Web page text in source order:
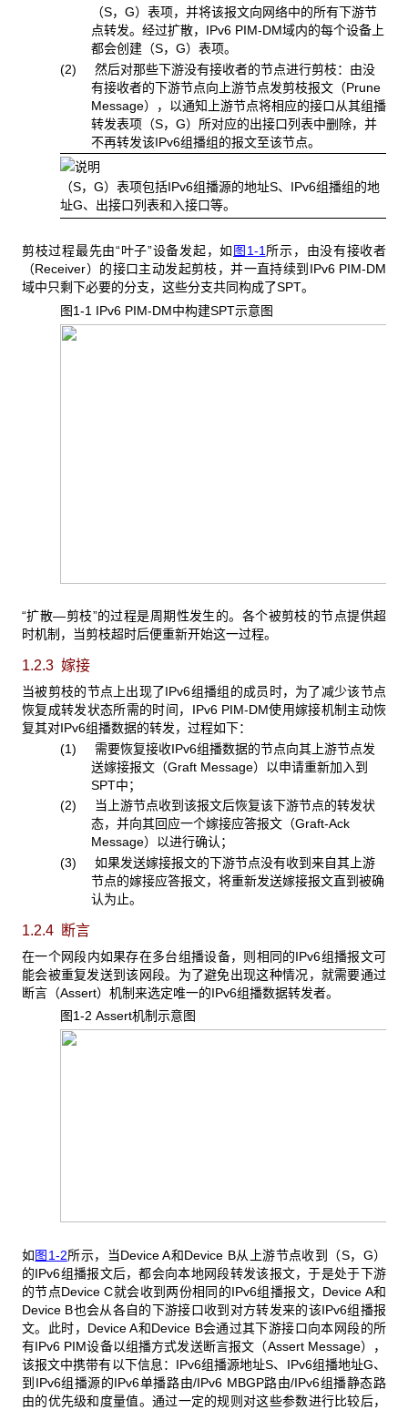
（S，G）表项，并将该报文向网络中的所有下游节
点转发。经过扩散，IPv6 PIM-DM域内的每个设备上
都会创建（S，G）表项。
(2) 然后对那些下游没有接收者的节点进行剪枝：由没
有接收者的下游节点向上游节点发剪枝报文（Prune
Message），以通知上游节点将相应的接口从其组播
转发表项（S，G）所对应的出接口列表中删除，并
不再转发该IPv6组播组的报文至该节点。
（S，G）表项包括IPv6组播源的地址S、IPv6组播组的地
址G、出接口列表和入接口等。
剪枝过程最先由“叶子”设备发起，如 图1-1所示，由没有接收者
（Receiver）的接口主动发起剪枝，并一直持续到IPv6 PIM-DM
域中只剩下必要的分支，这些分支共同构成了SPT。
图1-1 IPv6 PIM-DM中构建SPT示意图
“扩散—剪枝”的过程是周期性发生的。各个被剪枝的节点提供超
时机制，当剪枝超时后便重新开始这一过程。
1.2.3 嫁接
当被剪枝的节点上出现了IPv6组播组的成员时，为了减少该节点
恢复成转发状态所需的时间，IPv6 PIM-DM使用嫁接机制主动恢
复其对IPv6组播数据的转发，过程如下：
(1) 需要恢复接收IPv6组播数据的节点向其上游节点发
送嫁接报文（Graft Message）以申请重新加入到
SPT中；
(2) 当上游节点收到该报文后恢复该下游节点的转发状
态，并向其回应一个嫁接应答报文（Graft-Ack
Message）以进行确认；
(3) 如果发送嫁接报文的下游节点没有收到来自其上游
节点的嫁接应答报文，将重新发送嫁接报文直到被确
认为止。
1.2.4 断言
在一个网段内如果存在多台组播设备，则相同的IPv6组播报文可
能会被重复发送到该网段。为了避免出现这种情况，就需要通过
断言（Assert）机制来选定唯一的IPv6组播数据转发者。
图1-2 Assert机制示意图
如图1-2所示，当Device A和Device B从上游节点收到（S，G）
的IPv6组播报文后，都会向本地网段转发该报文，于是处于下游
的节点Device C就会收到两份相同的IPv6组播报文，Device A和
Device B也会从各自的下游接口收到对方转发来的该IPv6组播报
文。此时，Device A和Device B会通过其下游接口向本网段的所
有IPv6 PIM设备以组播方式发送断言报文（Assert Message），
该报文中携带有以下信息：IPv6组播源地址S、IPv6组播地址G、
到IPv6组播源的IPv6单播路由/IPv6 MBGP路由/IPv6组播静态路
由的优先级和度量值。通过一定的规则对这些参数进行比较后，